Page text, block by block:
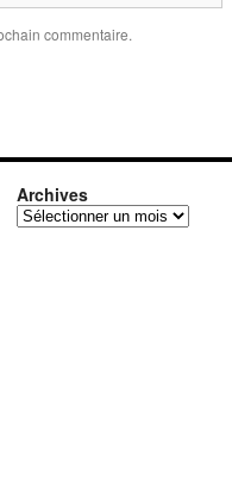
commentaire.
Archives
Archives